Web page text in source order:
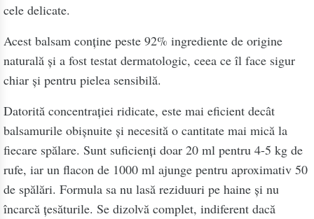
cele delicate.
Acest balsam conține peste 92% ingrediente de origine
naturală și a fost testat dermatologic, ceea ce îl face sigur
chiar și pentru pielea sensibilă.
Datorită concentrației ridicate, este mai eficient decât
balsamurile obișnuite și necesită o cantitate mai mică la
fiecare spălare. Sunt suficienți doar 20 ml pentru 4-5 kg de
rufe, iar un flacon de 1000 ml ajunge pentru aproximativ 50
de spălări. Formula sa nu lasă reziduuri pe haine și nu
încarcă țesăturile. Se dizolvă complet, indiferent dacă